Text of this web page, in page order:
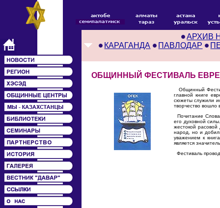
АРХИВ
КАРАГАНДА
ПАВЛОДАР
ОБЩИННЫЙ ФЕСТИВАЛЬ
Общинный
главной книге
сюжеты служили
творчество вошло
Почитание
его духовной
жестокой
народ, но и
уважением к
является
Фестиваль